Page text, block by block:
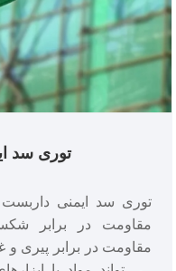
توری سد
توری سد ایمنی
مقاومت در برابر